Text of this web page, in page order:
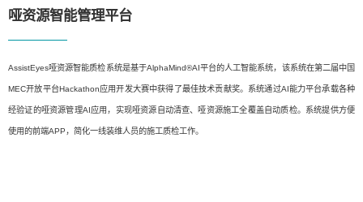
哑资源智能管理平台
AssistEyes哑资源智能质检系统是基于AlphaMind®AI平台的人工智能系统，该系统在第二届中国
MEC开放平台Hackathon应用开发大赛中获得了最佳技术贡献奖。系统通过AI能力平台承载各种
经验证的哑资源管理AI应用，实现哑资源自动清查、哑资源施工全覆盖自动质检。系统提供方便
使用的前端APP，简化一线装维人员的施工质检工作。